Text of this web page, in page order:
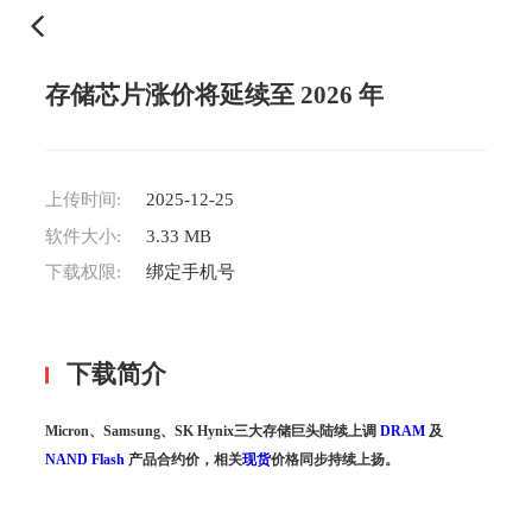
存储芯片涨价将延续至 2026 年
上传时间:
软件大小:
下载权限:
2025-12-25
3.33 MB
绑定手机号
下载简介
Micron、Samsung、SK Hynix三大存储巨头陆续上调DRAM 及
NAND Flash 产品合约价，相关现货价格同步持续上扬。